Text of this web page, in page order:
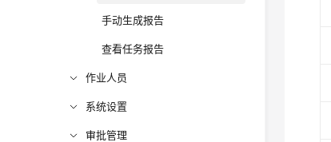
手动生成报告
查看任务报告
作业人员
系统设置
审批管理